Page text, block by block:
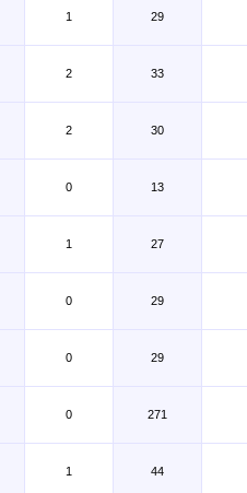
1
29
2
33
2
30
0
13
1
27
0
29
0
29
0
271
1
44